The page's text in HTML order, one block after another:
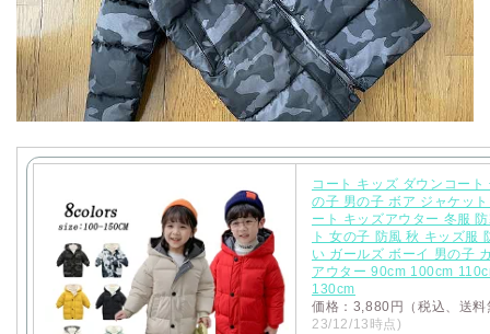
コート キッズ ダウンコート
の子 男の子 ボア ジャケッ
ート キッズアウター 冬服
ト 女の子 防風 秋 キッズ服
い ガールズ ボーイ 男の子
アウター 90cm 100cm
130cm
価格：3,880円（税込、送
23/12/13時点)